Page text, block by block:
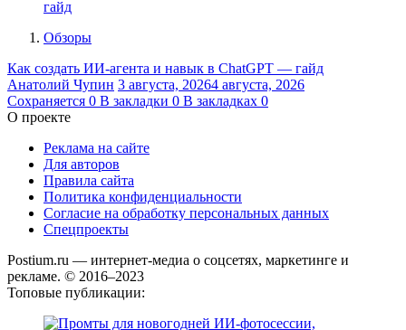
Обзоры
Как создать ИИ-агента и навык в ChatGPT — гайд
Анатолий Чупин 3 августа, 20264 августа, 2026
Сохраняется 0 В закладки 0 В закладках 0
О проекте
Реклама на сайте
Для авторов
Правила сайта
Политика конфиденциальности
Согласие на обработку персональных данных
Спецпроекты
Postium.ru — интернет-медиа о соцсетях, маркетинге и
рекламе. © 2016–2023
Топовые публикации: